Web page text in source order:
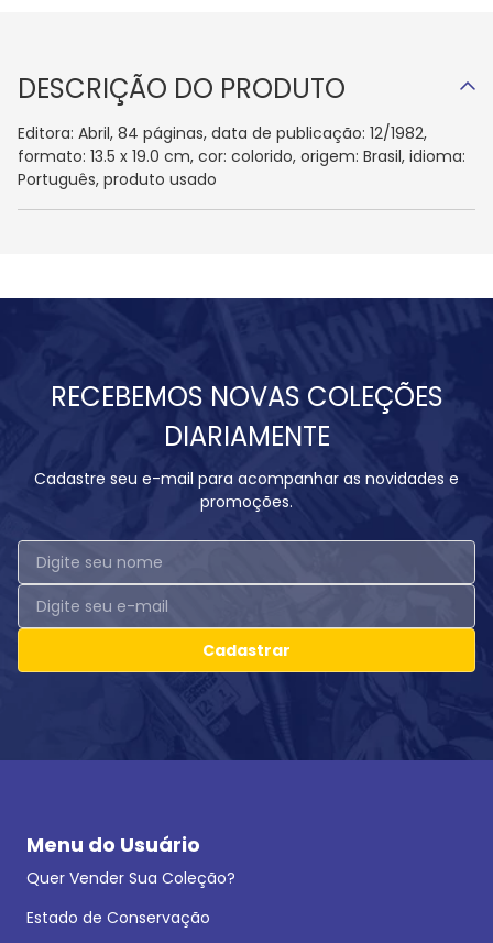
DESCRIÇÃO DO PRODUTO
Editora: Abril, 84 páginas, data de publicação: 12/1982,
formato: 13.5 x 19.0 cm, cor: colorido, origem: Brasil, idioma:
Português, produto usado
RECEBEMOS NOVAS COLEÇÕES
DIARIAMENTE
Cadastre seu e-mail para acompanhar as novidades e
promoções.
Cadastrar
Menu do Usuário
Quer Vender Sua Coleção?
Estado de Conservação